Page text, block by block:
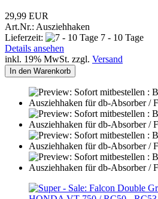
29,99 EUR
Art.Nr.: Ausziehhaken
Lieferzeit:
7 - 10 Tage
Details ansehen
inkl. 19% MwSt. zzgl. Versand
In den Warenkorb